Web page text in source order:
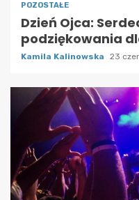
POZOSTAŁE
Dzień Ojca:
podziękowania
Kamila Kalinowska 23